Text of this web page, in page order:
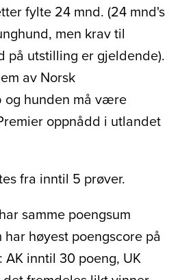
fylte 24 mnd. (24 mnd's
men krav til
på utstilling er gjeldende).
av Norsk
og hunden må være
oppnådd i utlandet
fra inntil 5 prøver.
samme poengsum
høyest poengscore på
AK inntil 30 poeng, UK